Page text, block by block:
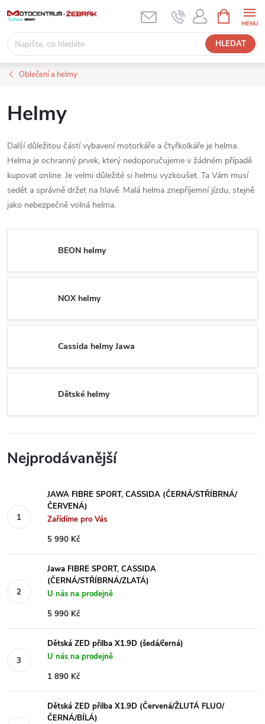
obsah
HLEDAT
NÁKUPNÍ
KOŠÍK
Oblečení a helmy
Helmy
Další důležitou částí vybavení motorkáře a čtyřkolkáře je helma.
Helma je ochranný prvek, který nedoporučujeme v žádném případě
kupovat online. Je velmi důležité si helmu vyzkoušet. Ta Vám musí
sedět a správně držet na hlavě. Malá helma znepříjemní jízdu, stejně
jako nebezpečně volná helma.
BEON helmy
NOX helmy
Cassida helmy Jawa
Dětské helmy
Nejprodávanější
JAWA FIBRE SPORT, CASSIDA (ČERNÁ/STŘÍBRNÁ/
ČERVENÁ)
Zařídíme pro Vás
5 990 Kč
Jawa FIBRE SPORT, CASSIDA
(ČERNÁ/STŘÍBRNÁ/ZLATÁ)
U nás na prodejně
5 990 Kč
Dětská ZED přilba X1.9D (šedá/černá)
U nás na prodejně
1 890 Kč
Dětská ZED přilba X1.9D (Červená/ŽLUTÁ FLUO/
ČERNÁ/BÍLÁ)